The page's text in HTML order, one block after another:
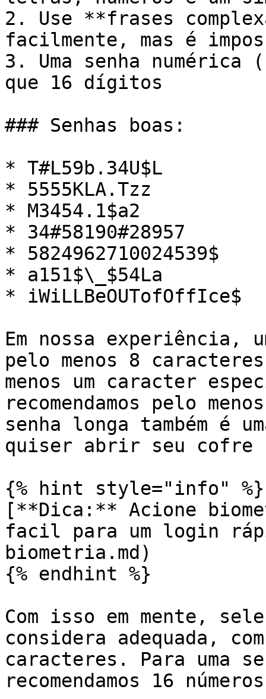
2. Use **frases
facilmente, mas é
3. Uma senha numérica
que 16 dígitos
### Senhas boas:
* T#L59b.34U$L
* 5555KLA.Tzz
* M3454.1$a2
* 34#58190#28957
* 5824962710024539$
* a151$\_$54La
* iWiLLBeOUTofOffIce$
Em nossa experiência,
pelo menos 8
menos um caracter
recomendamos pelo
senha longa também é
quiser abrir seu cofre
{% hint style="info" %}
[**Dica:** Acione
facil para um login
biometria.md)
{% endhint %}
Com isso em mente,
considera adequada,
caracteres. Para uma
recomendamos 16